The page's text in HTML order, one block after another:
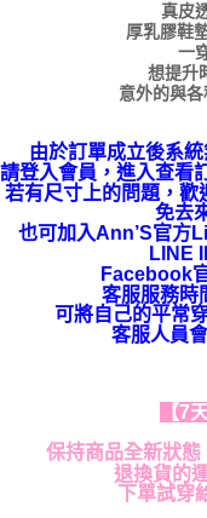
真皮
厚乳膠鞋
一
想提升
意外的與
由於訂單成立後系
請登入會員，進入查看
若有尺寸上的問題，歡
免去
也可加入Ann’S官方
LINE
Facebook
客服服務時
可將自己的平常
客服人員
【7
保持商品全新狀態
退換貨的
下單試穿